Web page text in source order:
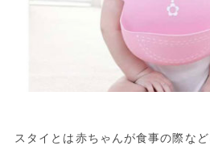
スタイとは赤ちゃんが食事の際な